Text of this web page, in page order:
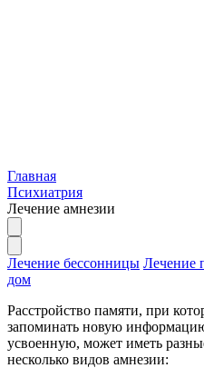
Главная
Психиатрия
Лечение амнезии
Лечение бессонницы Лечение
дом
Расстройство памяти, при
запоминать новую
усвоенную, может иметь
несколько видов амнезии: